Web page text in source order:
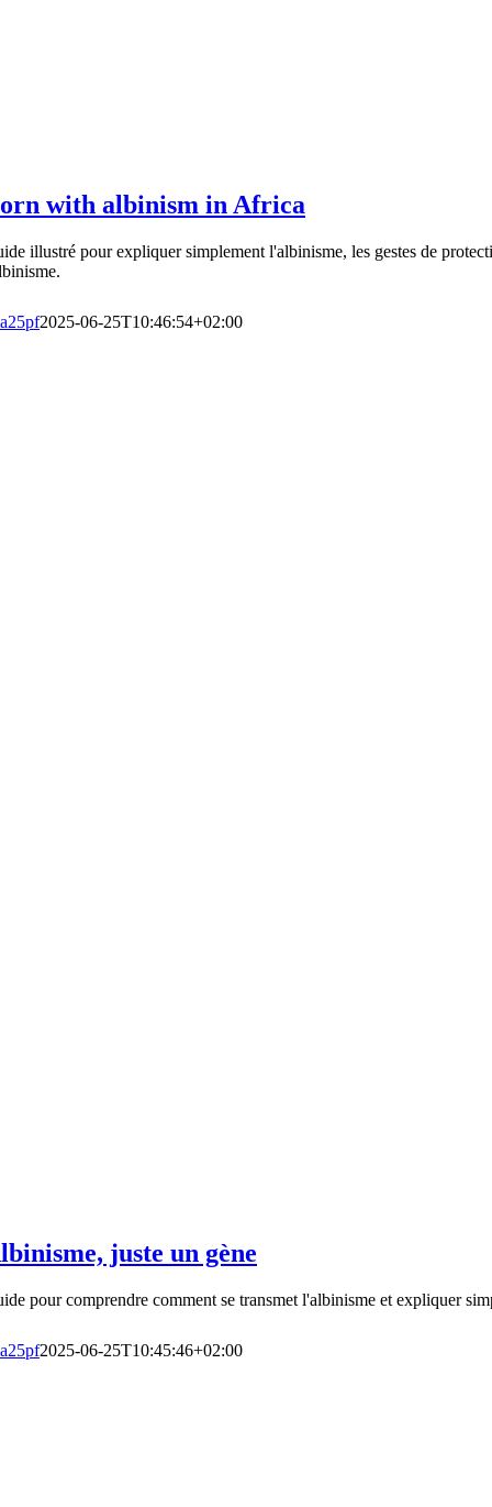
with albinism in Africa
illustré pour expliquer simplement l'albinisme, les gestes de
2025-06-25T10:46:54+02:00
juste un gène
pour comprendre comment se transmet l'albinisme et expliquer
2025-06-25T10:45:46+02:00